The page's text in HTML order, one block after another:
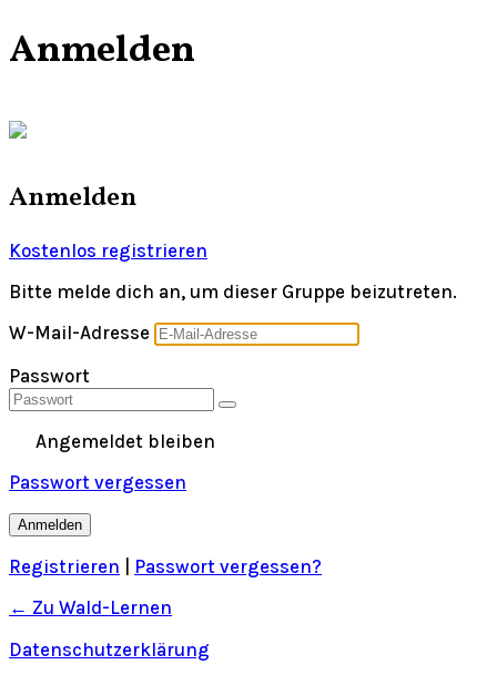
Anmelden
Anmelden
Kostenlos registrieren
Bitte melde dich an, um dieser Gruppe beizutreten.
W-Mail-Adresse
Passwort
Angemeldet bleiben
Passwort vergessen
Registrieren
Passwort vergessen?
← Zu Wald-Lernen
Datenschutzerklärung